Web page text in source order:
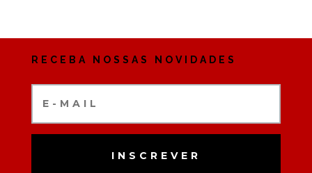
RECEBA NOSSAS NOVIDADES
INSCREVER